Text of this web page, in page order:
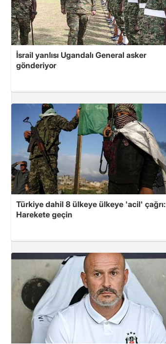
İsrail yanlısı Ugandalı General asker
gönderiyor
Türkiye dahil 8 ülkeye ülkeye 'acil' çağrı:
Harekete geçin